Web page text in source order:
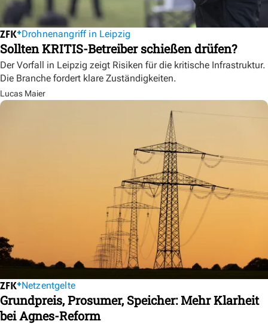
Drohnenangriff in Leipzig
Sollten KRITIS-Betreiber schießen drüfen?
Der Vorfall in Leipzig zeigt Risiken für die kritische Infrastruktur.
Die Branche fordert klare Zuständigkeiten.
Lucas Maier
Netzentgelte
Grundpreis, Prosumer, Speicher: Mehr Klarheit
bei Agnes-Reform